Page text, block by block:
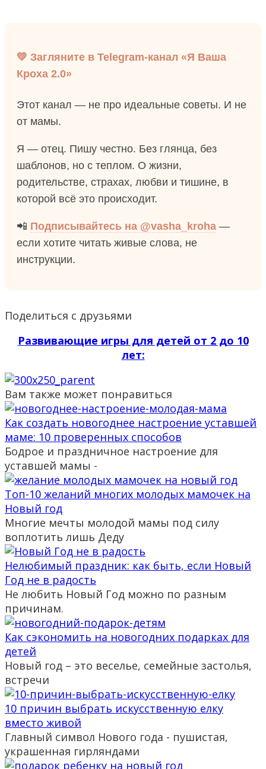
💛 Загляните в Telegram-канал «Я Ваша
Кроха 2.0»
Этот канал — не про идеальные советы. И не
от мамы.
Я — отец. Пишу честно. Без глянца, без
шаблонов, но с теплом. О жизни,
родительстве, страхах, любви и тишине, в
которой всё это происходит.
📲 Подписывайтесь на @vasha_kroha —
если хотите читать живые слова, не
инструкции.
Поделиться с друзьями
Развивающие игры для детей от 2 до 10
лет:
Вам также может понравиться
Как создать новогоднее настроение уставшей
маме: 10 проверенных способов
Бодрое и праздничное настроение для
уставшей мамы -
Топ-10 желаний многих молодых мамочек на
Новый год
Многие мечты молодой мамы под силу
воплотить лишь Деду
Нелюбимый праздник: как быть, если Новый
Год не в радость
Не любить Новый Год можно по разным
причинам.
Как сэкономить на новогодних подарках для
детей
Новый год – это веселье, семейные застолья,
встречи
10 причин выбрать искусственную елку
вместо живой
Главный символ Нового года - пушистая,
украшенная гирляндами